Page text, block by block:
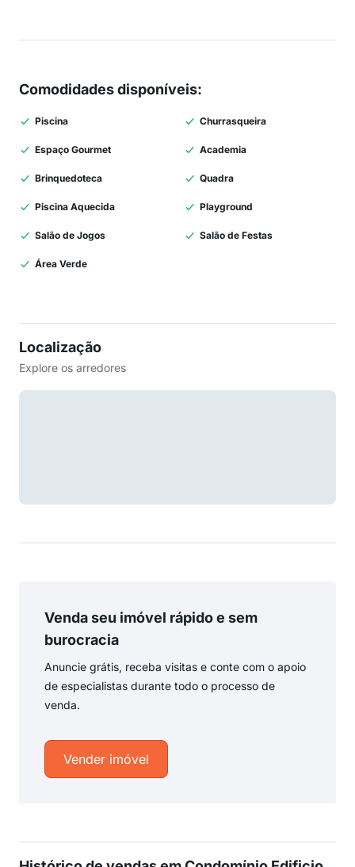
Comodidades disponíveis:
Piscina Churrasqueira
Espaço Gourmet Academia
Brinquedoteca Quadra
Piscina Aquecida Playground
Salão de Jogos Salão de Festas
Área Verde
Localização
Explore os arredores
Venda seu imóvel rápido e sem
burocracia
Anuncie grátis, receba visitas e conte com o apoio
de especialistas durante todo o processo de
venda.
Vender imóvel